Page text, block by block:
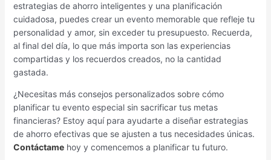
estrategias de ahorro inteligentes y una planificación
cuidadosa, puedes crear un evento memorable que refleje tu
personalidad y amor, sin exceder tu presupuesto. Recuerda,
al final del día, lo que más importa son las experiencias
compartidas y los recuerdos creados, no la cantidad
gastada.
¿Necesitas más consejos personalizados sobre cómo
planificar tu evento especial sin sacrificar tus metas
financieras? Estoy aquí para ayudarte a diseñar estrategias
de ahorro efectivas que se ajusten a tus necesidades únicas.
Contáctamehoy y comencemos a planificar tu futuro.